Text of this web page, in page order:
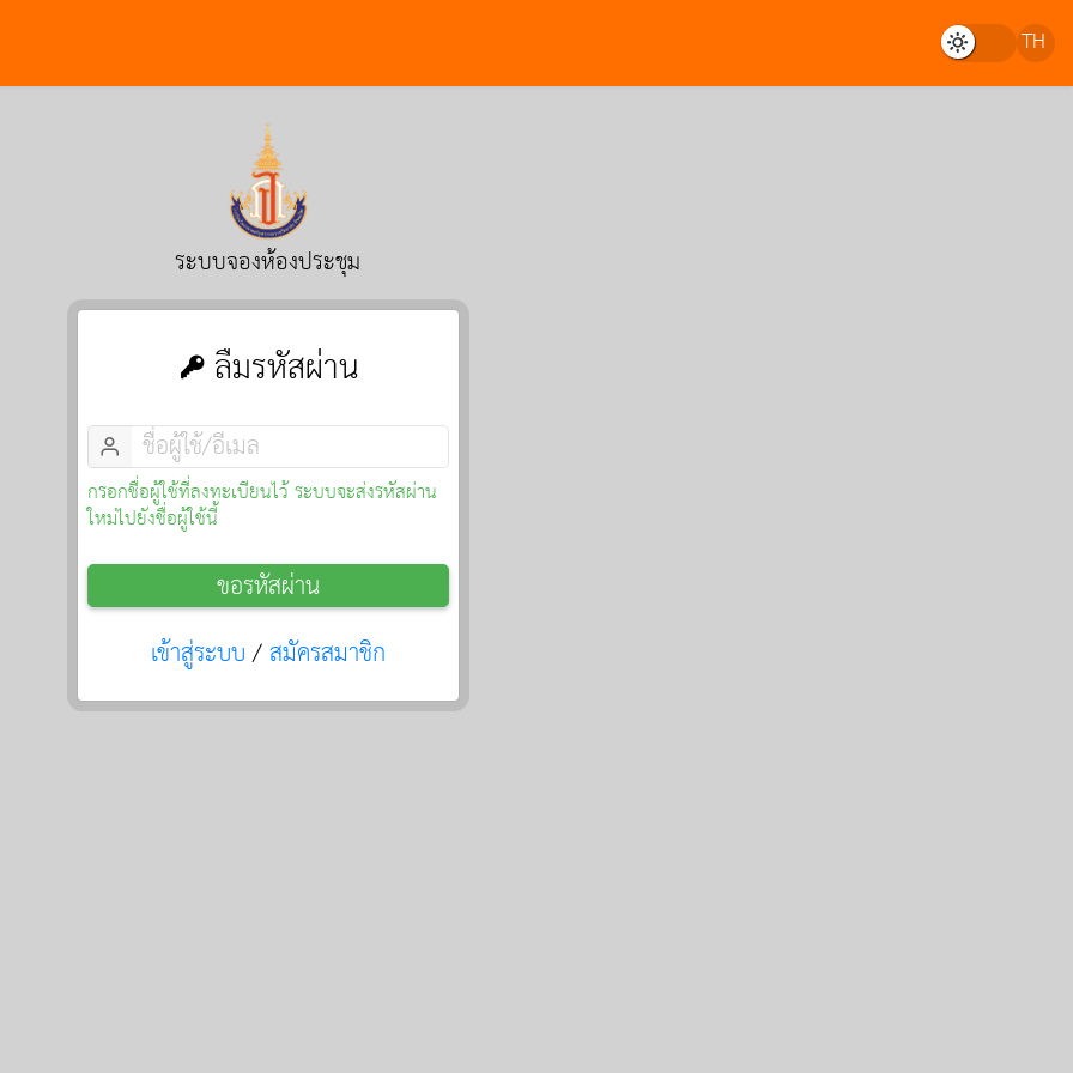
ระบบจองห้องประชุม
ลืมรหัสผ่าน
กรอกชื่อผู้ใช้ที่ลงทะเบียนไว้ ระบบจะส่งรหัสผ่าน
ใหม่ไปยังชื่อผู้ใช้นี้
ขอรหัสผ่าน
เข้าสู่ระบบ/สมัครสมาชิก